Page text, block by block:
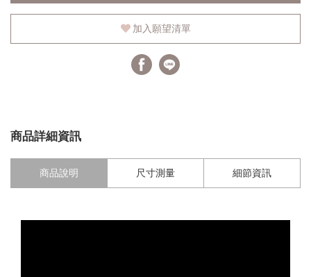
加入願望清單
商品詳細資訊
商品說明 尺寸測量 細節資訊